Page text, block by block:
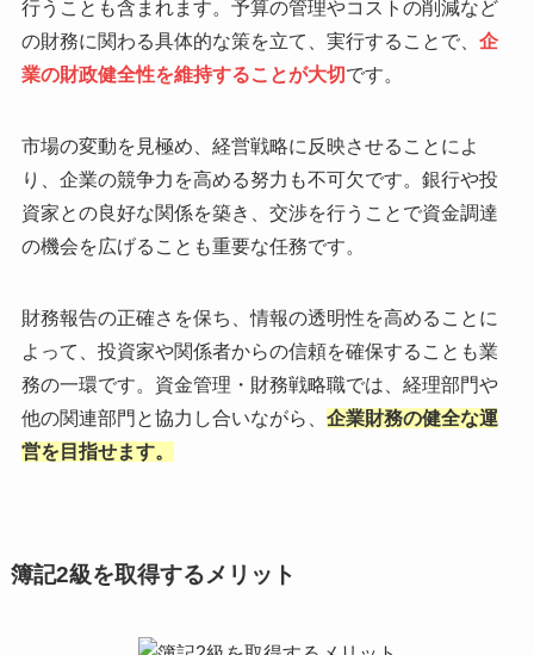
行うことも含まれます。予算の管理やコストの削減など
の財務に関わる具体的な策を立て、実行することで、 企
業の財政健全性を維持することが大切 です。
市場の変動を見極め、経営戦略に反映させることによ
り、企業の競争力を高める努力も不可欠です。銀行や投
資家との良好な関係を築き、交渉を行うことで資金調達
の機会を広げることも重要な任務です。
財務報告の正確さを保ち、情報の透明性を高めることに
よって、投資家や関係者からの信頼を確保することも業
務の一環です。資金管理・財務戦略職では、経理部門や
他の関連部門と協力し合いながら、 企業財務の健全な運
営を目指せます。
簿記2級を取得するメリット